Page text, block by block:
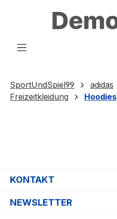
Zum Hauptinhalt springen
SportUndSpiel99 adidas
Freizeitkleidung
Hoodies
KONTAKT
NEWSLETTER